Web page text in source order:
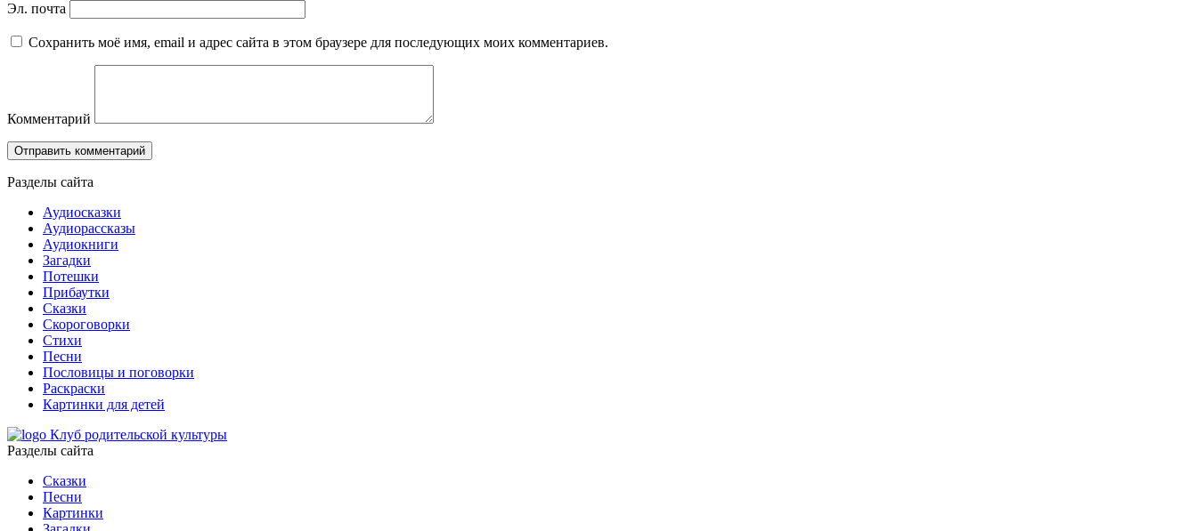
Эл. почта
Сохранить моё имя, email и адрес сайта в этом браузере для последующих моих комментариев.
Комментарий
Разделы сайта
Аудиосказки
Аудиорассказы
Аудиокниги
Загадки
Потешки
Прибаутки
Сказки
Скороговорки
Стихи
Песни
Пословицы и поговорки
Раскраски
Картинки для детей
Клуб родительской культуры
Разделы сайта
Сказки
Песни
Картинки